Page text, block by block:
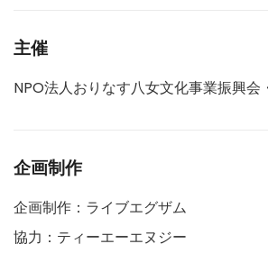
主催
NPO法人おりなす八女文化事業振興会
企画制作
企画制作：ライブエグザム
協力：ティーエーエヌジー